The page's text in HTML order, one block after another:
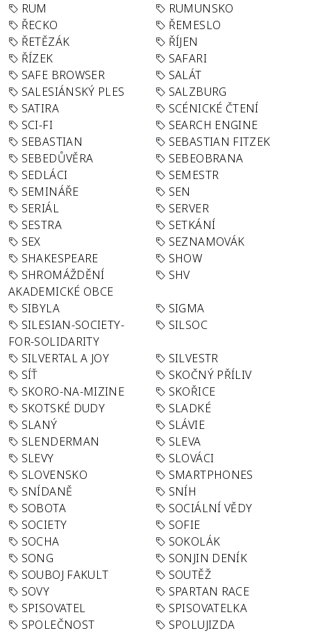
RUM
RUMUNSKO
ŘECKO
ŘEMESLO
ŘETĚZÁK
ŘÍJEN
ŘÍZEK
SAFARI
SAFE BROWSER
SALÁT
SALESIÁNSKÝ PLES
SALZBURG
SATIRA
SCÉNICKÉ ČTENÍ
SCI-FI
SEARCH ENGINE
SEBASTIAN
SEBASTIAN FITZEK
SEBEDŮVĚRA
SEBEOBRANA
SEDLÁCI
SEMESTR
SEMINÁŘE
SEN
SERIÁL
SERVER
SESTRA
SETKÁNÍ
SEX
SEZNAMOVÁK
SHAKESPEARE
SHOW
SHROMÁŽDĚNÍ
AKADEMICKÉ OBCE
SHV
SIBYLA
SIGMA
SILESIAN-SOCIETY-
FOR-SOLIDARITY
SILSOC
SILVERTAL A JOY
SILVESTR
SÍŤ
SKOČNÝ PŘÍLIV
SKORO-NA-MIZINE
SKOŘICE
SKOTSKÉ DUDY
SLADKÉ
SLANÝ
SLÁVIE
SLENDERMAN
SLEVA
SLEVY
SLOVÁCI
SLOVENSKO
SMARTPHONES
SNÍDANĚ
SNÍH
SOBOTA
SOCIÁLNÍ VĚDY
SOCIETY
SOFIE
SOCHA
SOKOLÁK
SONG
SONJIN DENÍK
SOUBOJ FAKULT
SOUTĚŽ
SOVY
SPARTAN RACE
SPISOVATEL
SPISOVATELKA
SPOLEČNOST
SPOLUJIZDA